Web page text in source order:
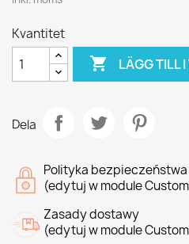
Kvantitet
 LÄGG TILL
Dela
Polityka bezpieczeństwa
(edytuj w module
Zasady dostawy
(edytuj w module